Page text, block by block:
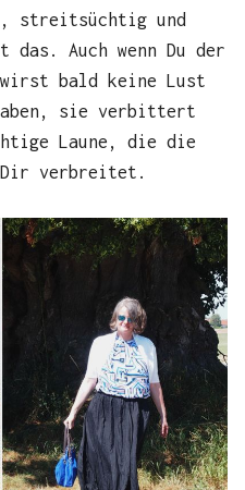
streitsüchtig und
Auch wenn Du der
bald keine Lust
sie verbittert
Laune, die die
verbreitet.